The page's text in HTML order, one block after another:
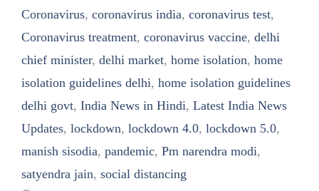
Coronavirus, coronavirus india, coronavirus test,
Coronavirus treatment, coronavirus vaccine, delhi
chief minister, delhi market, home isolation, home
isolation guidelines delhi, home isolation guidelines
delhi govt, India News in Hindi, Latest India News
Updates, lockdown, lockdown 4.0, lockdown 5.0,
manish sisodia, pandemic, Pm narendra modi,
satyendra jain, social distancing